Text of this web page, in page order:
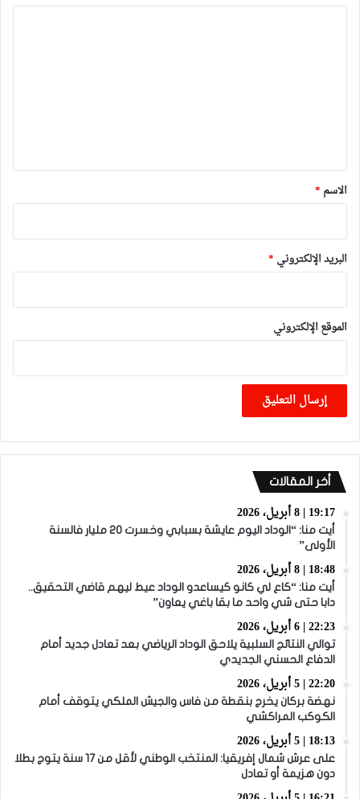
*
الاسم *
البريد الإلكتروني *
الموقع الإلكتروني
أخر المقالات
19:17 | 8 أبريل، 2026
أيت منا: “الوداد اليوم عايشة بسبابي وخسرت 20 مليار فالسنة
الأولى”
18:48 | 8 أبريل، 2026
أيت منا: “كاع لي كانو كيساعدو الوداد عيط ليهم قاضي التحقيق..
دابا حتى شي واحد ما بقا باغي يعاون”
22:23 | 6 أبريل، 2026
توالي النتائج السلبية يلاحق الوداد الرياضي بعد تعادل جديد أمام
الدفاع الحسني الجديدي
22:20 | 5 أبريل، 2026
نهضة بركان يخرج بنقطة من فاس والجيش الملكي يتوقف أمام
الكوكب المراكشي
18:13 | 5 أبريل، 2026
على عرش شمال إفريقيا: المنتخب الوطني لأقل من 17 سنة يتوج بطلا
دون هزيمة أو تعادل